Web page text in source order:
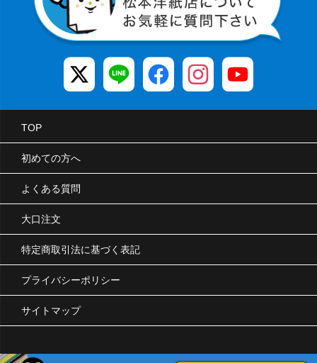
TOP
初めての方へ
よくある質問
大口注文
特定商取引法に基づく表記
プライバシーポリシー
サイトマップ